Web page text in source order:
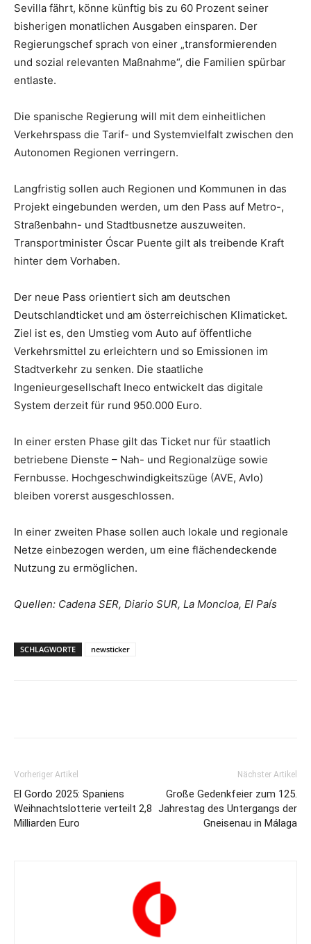
Sevilla fährt, könne künftig bis zu 60 Prozent seiner
bisherigen monatlichen Ausgaben einsparen. Der
Regierungschef sprach von einer „transformierenden
und sozial relevanten Maßnahme“, die Familien spürbar
entlaste.
Die spanische Regierung will mit dem einheitlichen
Verkehrspass die Tarif- und Systemvielfalt zwischen den
Autonomen Regionen verringern.
Langfristig sollen auch Regionen und Kommunen in das
Projekt eingebunden werden, um den Pass auf Metro-,
Straßenbahn- und Stadtbusnetze auszuweiten.
Transportminister Óscar Puente gilt als treibende Kraft
hinter dem Vorhaben.
Der neue Pass orientiert sich am deutschen
Deutschlandticket und am österreichischen Klimaticket.
Ziel ist es, den Umstieg vom Auto auf öffentliche
Verkehrsmittel zu erleichtern und so Emissionen im
Stadtverkehr zu senken. Die staatliche
Ingenieurgesellschaft Ineco entwickelt das digitale
System derzeit für rund 950.000 Euro.
In einer ersten Phase gilt das Ticket nur für staatlich
betriebene Dienste – Nah- und Regionalzüge sowie
Fernbusse. Hochgeschwindigkeitszüge (AVE, Avlo)
bleiben vorerst ausgeschlossen.
In einer zweiten Phase sollen auch lokale und regionale
Netze einbezogen werden, um eine flächendeckende
Nutzung zu ermöglichen.
Quellen: Cadena SER, Diario SUR, La Moncloa, El País
SCHLAGWORTE newsticker
Vorheriger Artikel
El Gordo 2025: Spaniens
Weihnachtslotterie verteilt 2,8
Milliarden Euro
Nächster Artikel
Große Gedenkfeier zum 125.
Jahrestag des Untergangs der
Gneisenau in Málaga